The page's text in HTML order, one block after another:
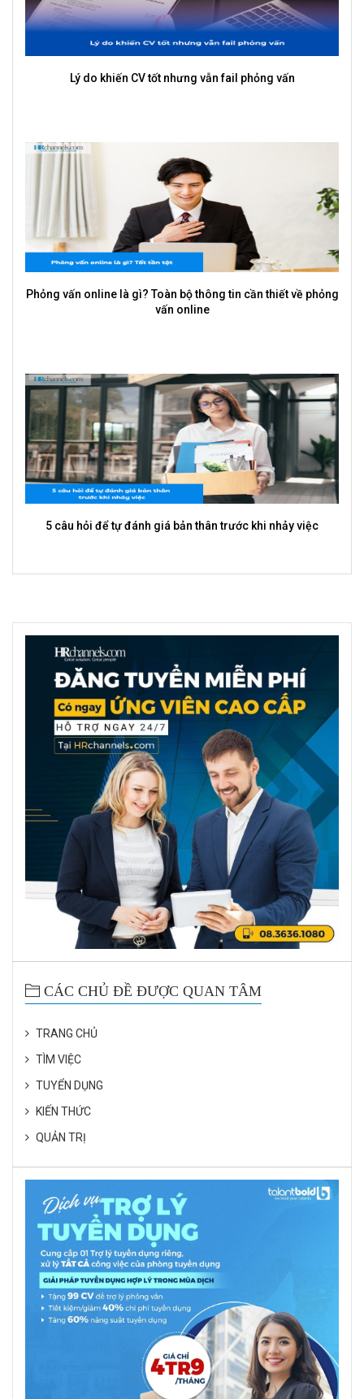
5 câu hỏi HR hỏi để “test” bạn mà bạn không biết
Vì sao nhiều CEO chọn sai người dù phỏng vấn rất kỹ?
CÁC CHỦ ĐỀ ĐƯỢC QUAN TÂM
TRANG CHỦ
TÌM VIỆC
TUYỂN DỤNG
KIẾN THỨC
QUẢN TRỊ